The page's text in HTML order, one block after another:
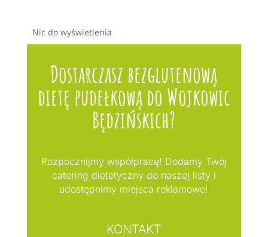
Nic do wyświetlenia
Dostarczasz bezglutenową
dietę pudełkową do Wojkowic
Będzińskich?
Rozpocznijmy współpracę! Dodamy Twój
catering dietetyczny do naszej listy i
udostępnimy miejsca reklamowe!
KONTAKT